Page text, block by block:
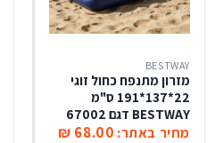
BESTWAY
מזרון מתנפח כחול זוגי
22*137*191 ס"מ
BESTWAY דגם 67002
מחיר באתר: 68.00 ₪